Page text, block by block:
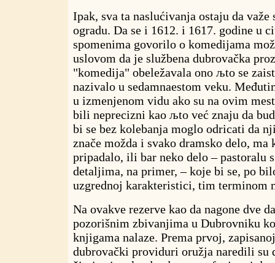
Ipak, sva ta naslućivanja ostaju da važe
ogradu. Da se i 1612. i 1617. godine u
spomenima govorilo o komedijama
uslovom da je službena dubrovačka
"komedija" obeležavala ono љto se
nazivalo u sedamnaestom veku.
u izmenjenom vidu ako su na ovim
bili neprecizni kao љto već znaju da
bi se bez kolebanja moglo odricati da
znače možda i svako dramsko delo,
pripadalo, ili bar neko delo – pastoralu
detaljima, na primer, – koje bi se, po
uzgrednoj karakteristici, tim terminom
Na ovakve rezerve kao da nagone dve
pozorišnim zbivanjima u Dubrovniku
knjigama nalaze. Prema prvoj,
dubrovački providuri oružja naredili su